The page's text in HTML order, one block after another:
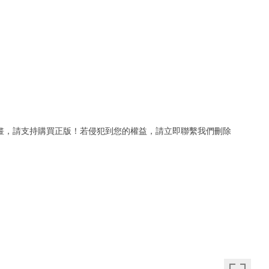
請支持購買正版！若侵犯到您的權益，請立即聯繫我們刪除